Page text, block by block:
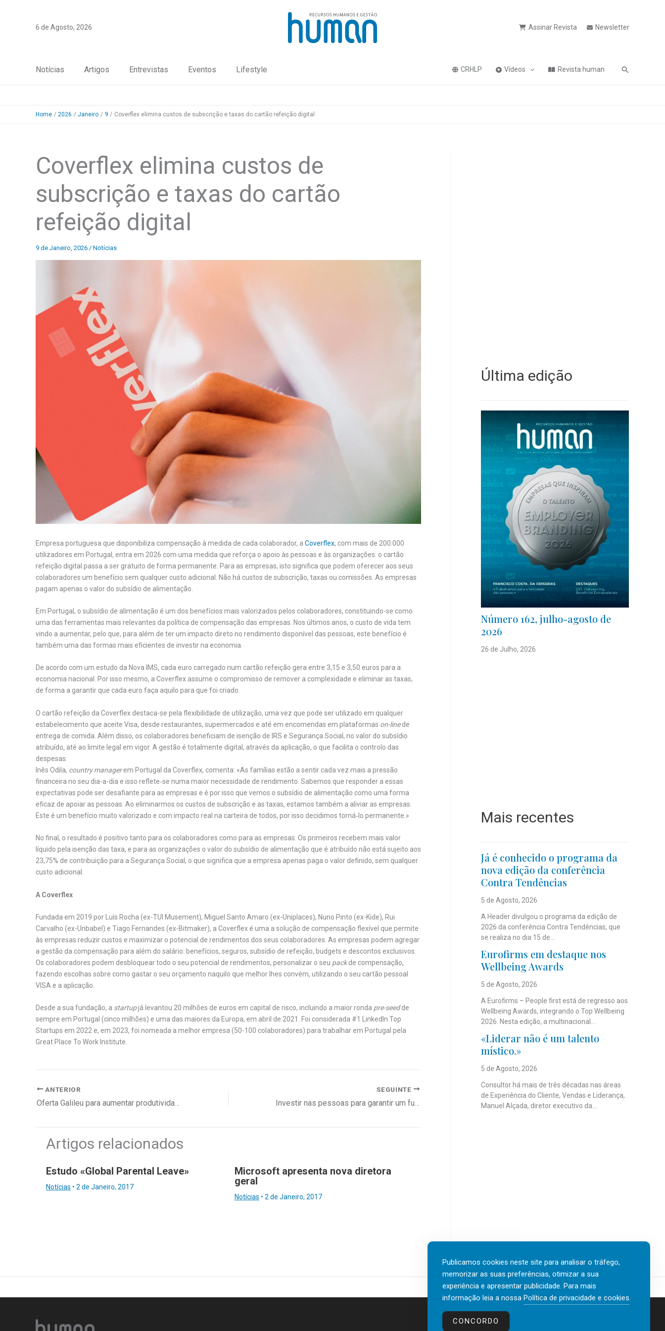
6 de Agosto, 2026 Assinar Revista Newsletter
Notícias Artigos Entrevistas Eventos Lifestyle CRHLP Vídeos Revista human Pesquisa
Home 2026 Janeiro 9 Coverflex elimina custos de subscrição e taxas do cartão refeição digital
Coverflex elimina custos de
subscrição e taxas do cartão
refeição digital
9 de Janeiro, 2026 / Notícias
Empresa portuguesa que disponibiliza compensação à medida de cada colaborador, a Coverflex, com mais de 200.000
utilizadores em Portugal, entra em 2026 com uma medida que reforça o apoio às pessoas e às organizações: o cartão
refeição digital passa a ser gratuito de forma permanente. Para as empresas, isto significa que podem oferecer aos seus
colaboradores um benefício sem qualquer custo adicional. Não há custos de subscrição, taxas ou comissões. As empresas
pagam apenas o valor do subsídio de alimentação.
Em Portugal, o subsídio de alimentação é um dos benefícios mais valorizados pelos colaboradores, constituindo-se como
uma das ferramentas mais relevantes da política de compensação das empresas. Nos últimos anos, o custo de vida tem
vindo a aumentar, pelo que, para além de ter um impacto direto no rendimento disponível das pessoas, este benefício é
também uma das formas mais eficientes de investir na economia.
De acordo com um estudo da Nova IMS, cada euro carregado num cartão refeição gera entre 3,15 e 3,50 euros para a
economia nacional. Por isso mesmo, a Coverflex assume o compromisso de remover a complexidade e eliminar as taxas,
de forma a garantir que cada euro faça aquilo para que foi criado.
O cartão refeição da Coverflex destaca-se pela flexibilidade de utilização, uma vez que pode ser utilizado em qualquer
estabelecimento que aceite Visa, desde restaurantes, supermercados e até em encomendas em plataformas on-linede
entrega de comida. Além disso, os colaboradores beneficiam de isenção de IRS e Segurança Social, no valor do subsídio
atribuído, até ao limite legal em vigor. A gestão é totalmente digital, através da aplicação, o que facilita o controlo das
despesas.
Inês Odila, country managerem Portugal da Coverflex, comenta: «As famílias estão a sentir cada vez mais a pressão
financeira no seu dia-a-dia e isso reflete‑se numa maior necessidade de rendimento. Sabemos que responder a essas
expectativas pode ser desafiante para as empresas e é por isso que vemos o subsídio de alimentação como uma forma
eficaz de apoiar as pessoas. Ao eliminarmos os custos de subscrição e as taxas, estamos também a aliviar as empresas.
Este é um benefício muito valorizado e com impacto real na carteira de todos, por isso decidimos torná‑lo permanente.»
No final, o resultado é positivo tanto para os colaboradores como para as empresas. Os primeiros recebem mais valor
líquido pela isenção das taxa, e para as organizações o valor do subsídio de alimentação que é atribuído não está sujeito aos
23,75% de contribuição para a Segurança Social, o que significa que a empresa apenas paga o valor definido, sem qualquer
custo adicional.
A Coverflex
Fundada em 2019 por Luís Rocha (ex-TUI Musement), Miguel Santo Amaro (ex-Uniplaces), Nuno Pinto (ex-Kide), Rui
Carvalho (ex-Unbabel) e Tiago Fernandes (ex-Bitmaker), a Coverflex é uma a solução de compensação flexível que permite
às empresas reduzir custos e maximizar o potencial de rendimentos dos seus colaboradores. As empresas podem agregar
a gestão da compensação para além do salário: benefícios, seguros, subsídio de refeição, budgets e descontos exclusivos.
Os colaboradores podem desbloquear todo o seu potencial de rendimentos, personalizar o seu packde compensação,
fazendo escolhas sobre como gastar o seu orçamento naquilo que melhor lhes convém, utilizando o seu cartão pessoal
VISA e a aplicação.
Desde a sua fundação, a startupjá levantou 20 milhões de euros em capital de risco, incluindo a maior ronda pre-seedde
sempre em Portugal (cinco milhões) e uma das maiores da Europa, em abril de 2021. Foi considerada #1 LinkedIn Top
Startups em 2022 e, em 2023, foi nomeada a melhor empresa (50-100 colaboradores) para trabalhar em Portugal pela
Great Place To Work Institute.
ANTERIOR
Oferta Galileu para aumentar produtividade e colaboração de equipas
SEGUINTE
Investir nas pessoas para garantir um futuro
Artigos relacionados
Estudo «Global Parental Leave»
Notícias • 2 de Janeiro, 2017
Microsoft apresenta nova diretora
geral
Notícias • 2 de Janeiro, 2017
Última edição
Número 162, julho-agosto de
2026
26 de Julho, 2026
Mais recentes
Já é conhecido o programa da
nova edição da conferência
Contra Tendências
5 de Agosto, 2026
A Header divulgou o programa da edição de
2026 da conferência Contra Tendências, que
se realiza no dia 15 de...
Eurofirms em destaque nos
Wellbeing Awards
5 de Agosto, 2026
A Eurofirms – People first está de regresso aos
Wellbeing Awards, integrando o Top Wellbeing
2026. Nesta edição, a multinacional...
«Liderar não é um talento
místico.»
5 de Agosto, 2026
Consultor há mais de três décadas nas áreas
de Experiência do Cliente, Vendas e Liderança,
Manuel Alçada, diretor executivo da...
Contactos
Publicamos cookies neste site para analisar o tráfego,
memorizar as suas preferências, otimizar a sua
experiência e apresentar publicidade. Para mais
informação leia a nossa Política de privacidade e cookies.
CONCORDO